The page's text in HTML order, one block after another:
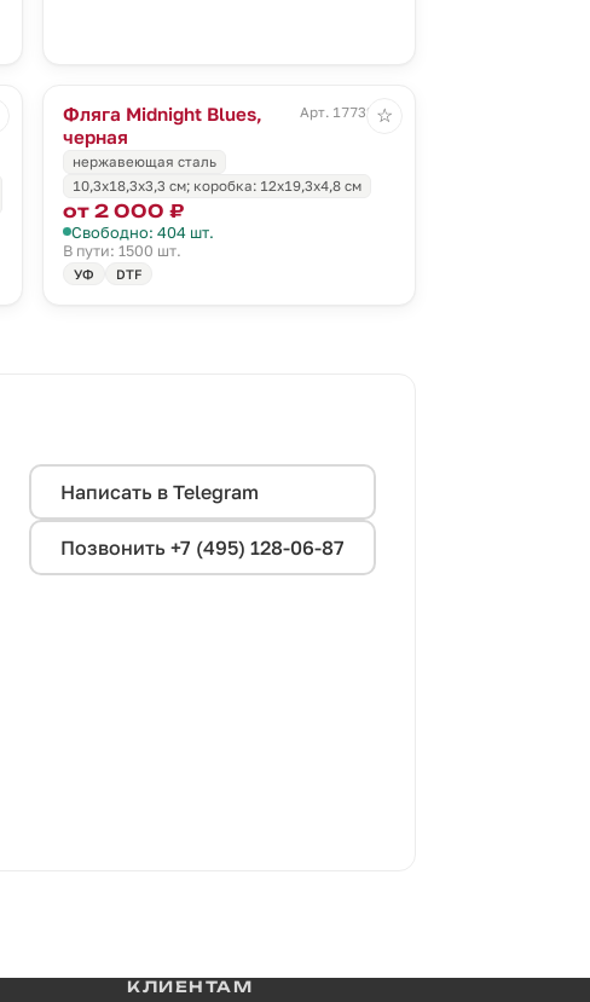
Фляга Midnight Blues,
черная
Арт. 17732.30
нержавеющая сталь
10,3х18,3х3,3 см; коробка: 12х19,3х4,8 см
от 2 000 ₽
Свободно: 404 шт.
В пути: 1500 шт.
УФ DTF
☆
Написать в Telegram
Позвонить +7 (495) 128-06-87
КЛИЕНТАМ